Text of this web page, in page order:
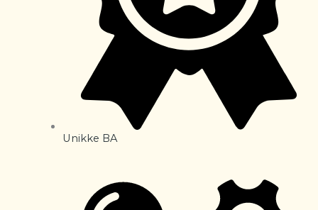
Unikke BA